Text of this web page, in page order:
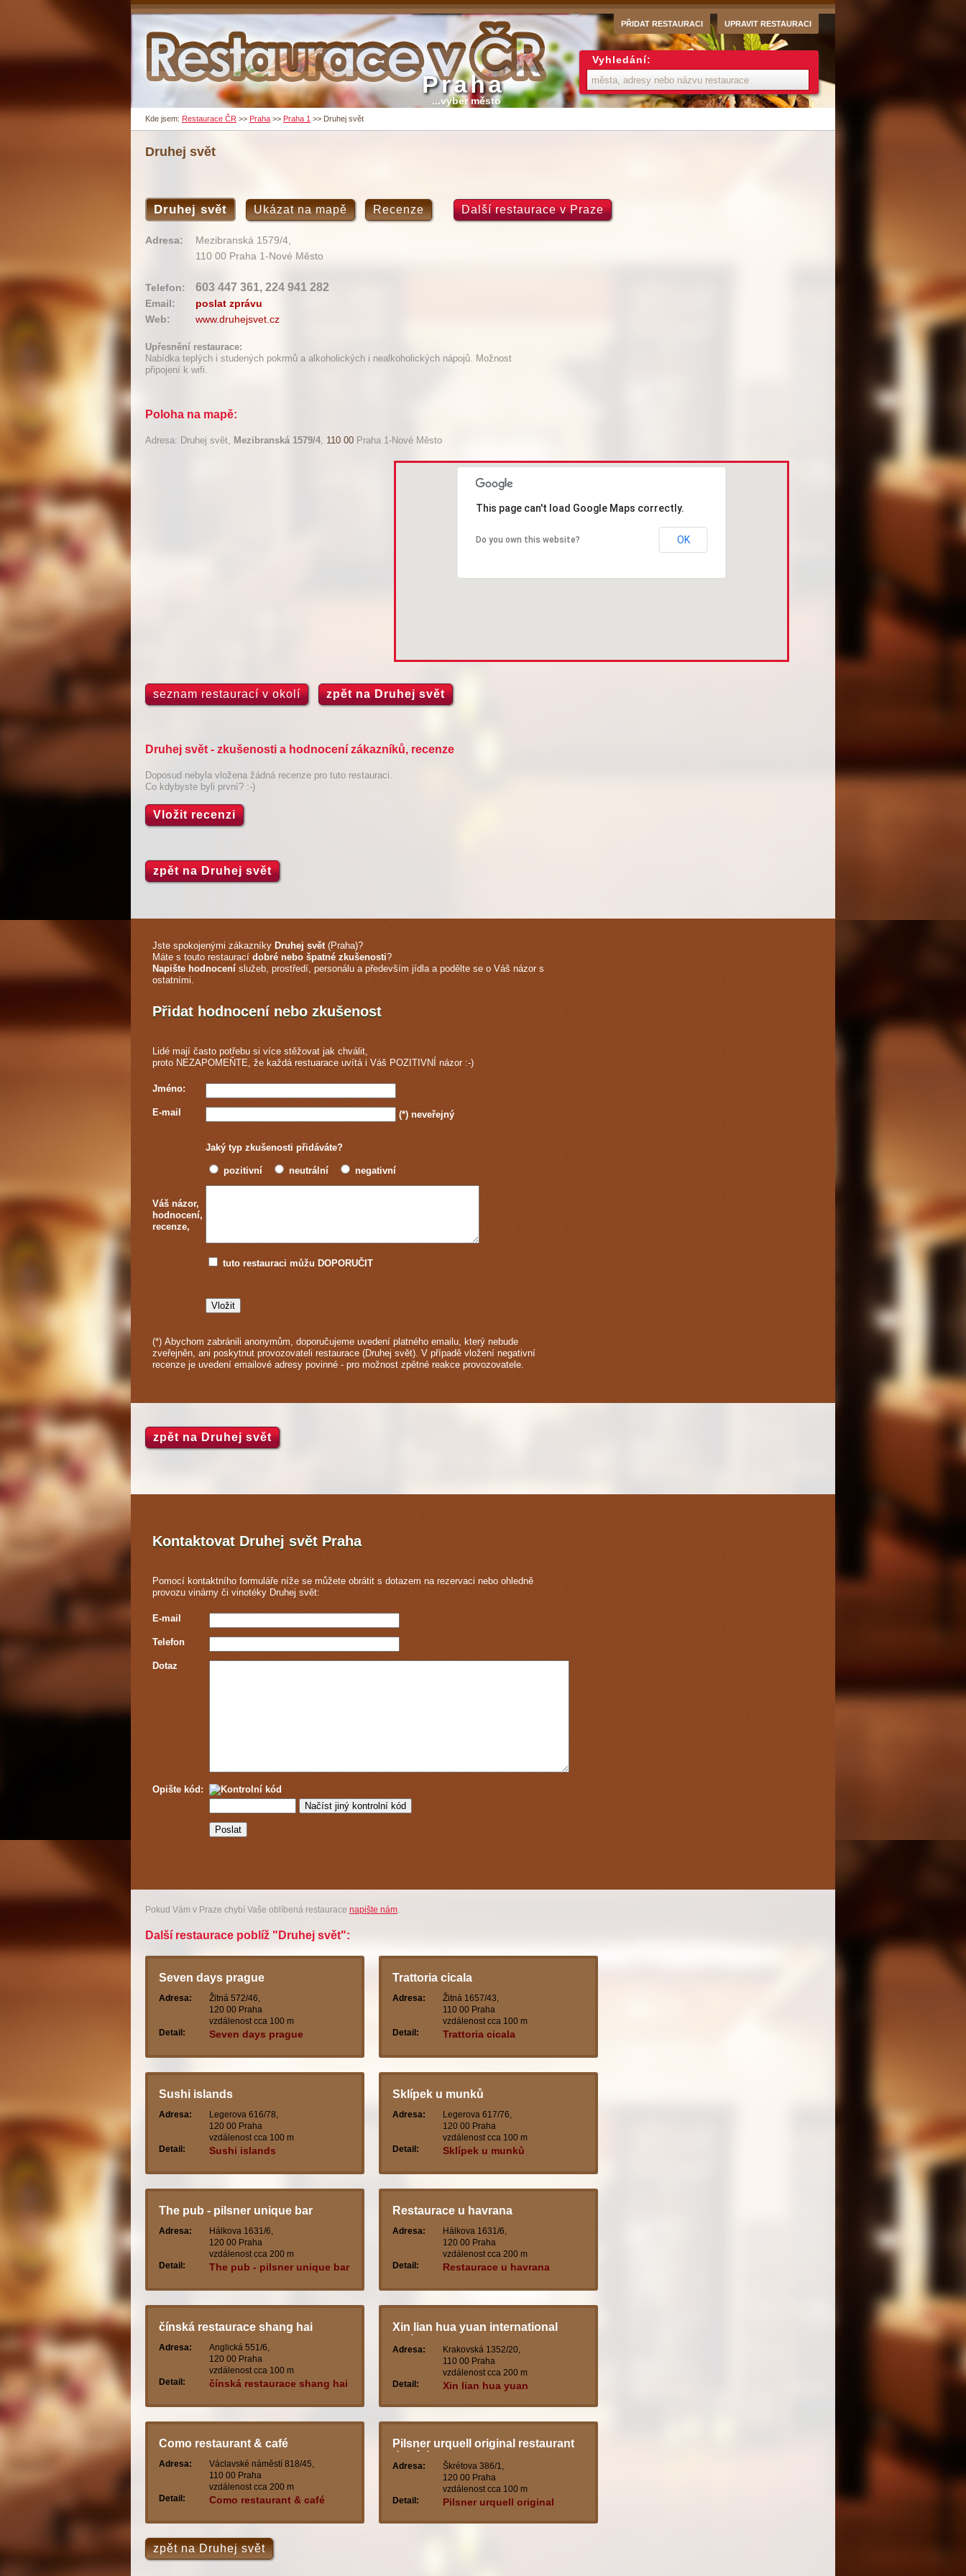
PŘIDAT RESTAURACI UPRAVIT RESTAURACI
Praha
...vyber město
Kde jsem: Restaurace ČR >> Praha >> Praha 1 >> Druhej svět
Druhej svět
Druhej svět Ukázat na mapě Recenze Další restaurace v Praze
Adresa:
Mezibranská 1579/4,
110 00 Praha 1-Nové Město
Telefon: 603 447 361, 224 941 282
Email:
poslat zprávu
Web:
www.druhejsvet.cz
Upřesnění restaurace:
Nabídka teplých i studených pokrmů a alkoholických i nealkoholických nápojů. Možnost
připojení k wifi.
Poloha na mapě:
Adresa: Druhej svět, Mezibranská 1579/4, 110 00 Praha 1-Nové Město
This page can't load Google Maps correctly.
Do you own this website? OK
seznam restaurací v okolí zpět na Druhej svět
Druhej svět - zkušenosti a hodnocení zákazníků, recenze
Doposud nebyla vložena žádná recenze pro tuto restauraci.
Co kdybyste byli první? :-)
Vložit recenzi
zpět na Druhej svět
Jste spokojenými zákazníky Druhej svět(Praha)?
Máte s touto restaurací dobré nebo špatné zkušenosti?
Napište hodnocení služeb, prostředí, personálu a především jídla a podělte se o Váš názor s
ostatními.
Přidat hodnocení nebo zkušenost
Lidé mají často potřebu si více stěžovat jak chválit,
proto NEZAPOMEŇTE, že každá restuarace uvítá i Váš POZITIVNÍ názor :-)
Jméno:
E-mail (*) neveřejný
Jaký typ zkušenosti přidáváte?
pozitivní neutrální negativní
Váš názor,
hodnocení,
recenze,
tuto restauraci můžu DOPORUČIT
(*) Abychom zabránili anonymům, doporučujeme uvedení platného emailu, který nebude
zveřejněn, ani poskytnut provozovateli restaurace (Druhej svět). V případě vložení negativní
recenze je uvedení emailové adresy povinné - pro možnost zpětné reakce provozovatele.
zpět na Druhej svět
Kontaktovat Druhej svět Praha
Pomocí kontaktního formuláře níže se můžete obrátit s dotazem na rezervaci nebo ohledně
provozu vinárny či vinotéky Druhej svět:
E-mail
Telefon
Dotaz
Opište kód:
Pokud Vám v Praze chybí Vaše oblíbená restaurace napište nám.
Další restaurace poblíž "Druhej svět":
Seven days prague
Adresa:
Žitná 572/46,
120 00 Praha
vzdálenost cca 100 m
Detail:
Seven days prague
Trattoria cicala
Adresa:
Žitná 1657/43,
110 00 Praha
vzdálenost cca 100 m
Detail:
Trattoria cicala
Sushi islands
Adresa:
Legerova 616/78,
120 00 Praha
vzdálenost cca 100 m
Detail:
Sushi islands
Sklípek u munků
Adresa:
Legerova 617/76,
120 00 Praha
vzdálenost cca 100 m
Detail:
Sklípek u munků
The pub - pilsner unique bar
Adresa:
Hálkova 1631/6,
120 00 Praha
vzdálenost cca 200 m
Detail:
The pub - pilsner unique bar
Restaurace u havrana
Adresa:
Hálkova 1631/6,
120 00 Praha
vzdálenost cca 200 m
Detail:
Restaurace u havrana
čínská restaurace shang hai
Adresa:
Anglická 551/6,
120 00 Praha
vzdálenost cca 100 m
Detail:
čínská restaurace shang hai
Xin lian hua yuan international
trade
Adresa:
Krakovská 1352/20,
110 00 Praha
vzdálenost cca 200 m
Detail:
Xin lian hua yuan
Como restaurant & café
Adresa:
Václavské náměstí 818/45,
110 00 Praha
vzdálenost cca 200 m
Detail:
Como restaurant & café
Pilsner urquell original restaurant
demínka
Adresa:
Škrétova 386/1,
120 00 Praha
vzdálenost cca 100 m
Detail:
Pilsner urquell original
zpět na Druhej svět
Vyhledání: